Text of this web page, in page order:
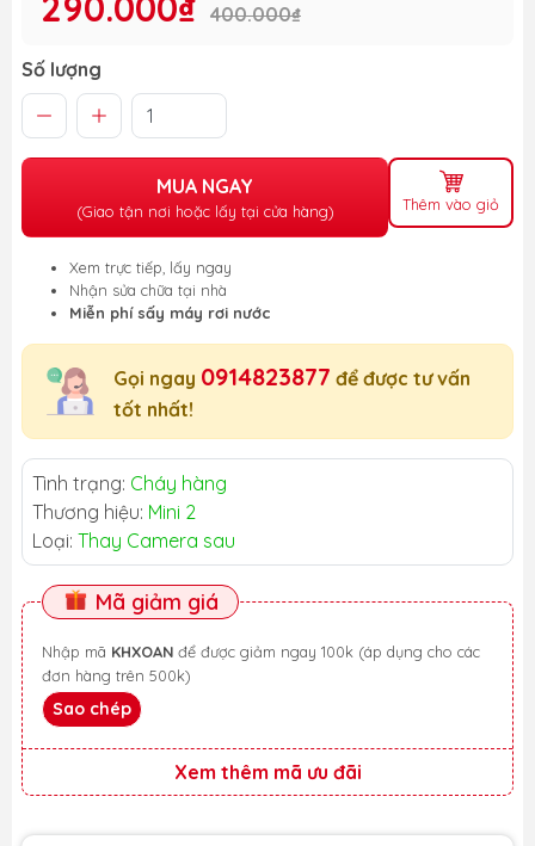
400.000₫
Số lượng
MUA NGAY
(Giao tận nơi hoặc lấy tại cửa hàng) Thêm vào giỏ
Xem trực tiếp, lấy ngay
Nhận sửa chữa tại nhà
Miễn phí sấy máy rơi nước
Gọi ngay 0914823877 để được tư vấn
tốt nhất!
Tình trạng: Cháy hàng
Thương hiệu: Mini 2
Loại: Thay Camera sau
Mã giảm giá
Nhập mã KHXOAN
đơn hàng trên 500k)
Sao chép
Xem thêm mã ưu đãi